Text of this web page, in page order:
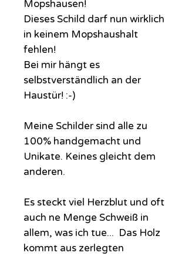
Mopshausen!
Dieses Schild darf nun wirklich
in keinem Mopshaushalt
fehlen!
Bei mir hängt es
selbstverständlich an der
Haustür! :-)
Meine Schilder sind alle zu
100% handgemacht und
Unikate. Keines gleicht dem
anderen.
Es steckt viel Herzblut und oft
auch ne Menge Schweiß in
allem, was ich tue... Das Holz
kommt aus zerlegten